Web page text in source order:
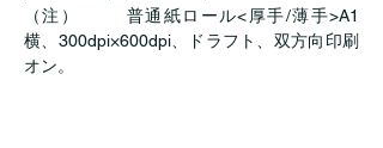
（注）	普通紙ロール<厚手/薄手>A1
横、300dpi×600dpi、ドラフト、双方向印刷
オン。